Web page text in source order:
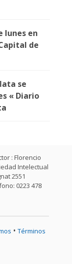
lunes en
de
se
« Diario
: Florencio
Intelectual
2551
0223 478
• Términos